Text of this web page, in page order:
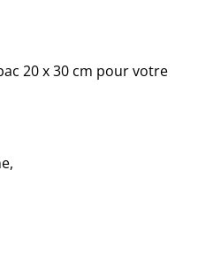
20 x 30 cm pour votre